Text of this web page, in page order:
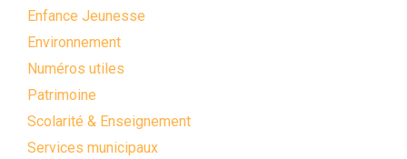
Enfance Jeunesse
Environnement
Numéros utiles
Patrimoine
Scolarité & Enseignement
Services municipaux